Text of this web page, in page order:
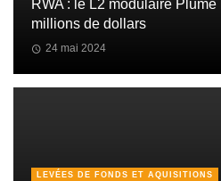
RWA : le L2 modulaire
millions de dollars
24 mai 2024
LEVÉES DE FONDS ET AQUISITIONS